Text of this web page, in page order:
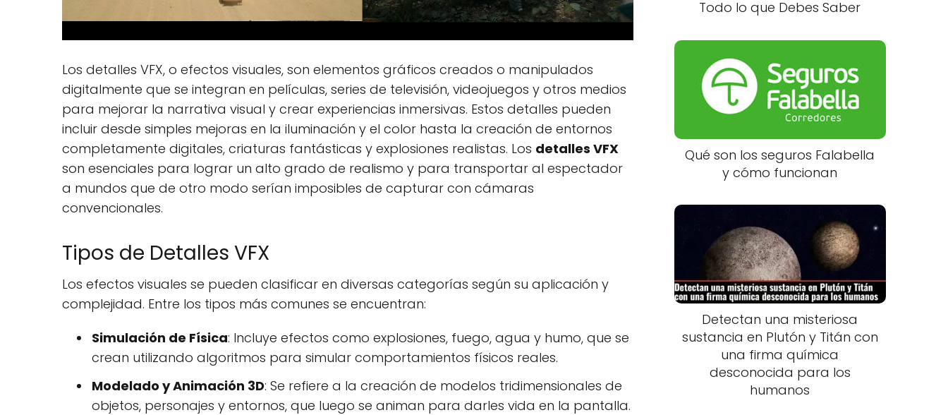
Los detalles VFX, o efectos visuales, son elementos gráficos creados o manipulados
digitalmente que se integran en películas, series de televisión, videojuegos y otros medios
para mejorar la narrativa visual y crear experiencias inmersivas. Estos detalles pueden
incluir desde simples mejoras en la iluminación y el color hasta la creación de entornos
completamente digitales, criaturas fantásticas y explosiones realistas. Los detalles VFX
son esenciales para lograr un alto grado de realismo y para transportar al espectador
a mundos que de otro modo serían imposibles de capturar con cámaras
convencionales.
Tipos de Detalles VFX
Los efectos visuales se pueden clasificar en diversas categorías según su aplicación y
complejidad. Entre los tipos más comunes se encuentran:
Simulación de Física: Incluye efectos como explosiones, fuego, agua y humo, que se
crean utilizando algoritmos para simular comportamientos físicos reales.
Modelado y Animación 3D: Se refiere a la creación de modelos tridimensionales de
objetos, personajes y entornos, que luego se animan para darles vida en la pantalla.
Todo lo que Debes Saber
Qué son los seguros Falabella
y cómo funcionan
Detectan una misteriosa
sustancia en Plutón y Titán con
una firma química
desconocida para los
humanos